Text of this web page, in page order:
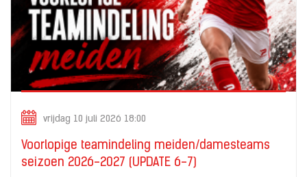
vrijdag 10 juli 2026 18:00
Voorlopige teamindeling meiden/damesteams
seizoen 2026-2027 (UPDATE 6-7)